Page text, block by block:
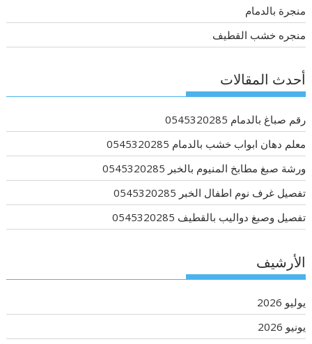
منجرة بالدمام
منجره خشب القطيف
أحدث المقالات
رقم صباغ بالدمام 0545320285
معلم دهان ابواب خشب بالدمام 0545320285
ورشة صبغ مطابخ المنيوم بالخبر 0545320285
تفصيل غرف نوم اطفال الخبر 0545320285
تفصيل وصبغ دواليب بالقطيف 0545320285
الأرشيف
يوليو 2026
يونيو 2026